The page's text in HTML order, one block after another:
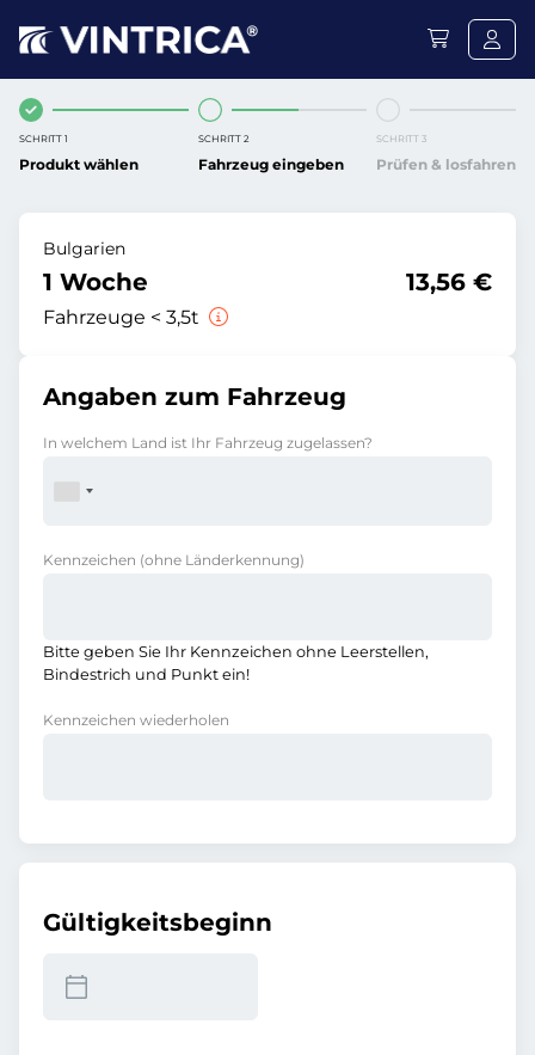
SCHRITT 1
Produkt wählen
SCHRITT 2
Fahrzeug eingeben
SCHRITT 3
Prüfen & losfahren
Bulgarien
1 Woche
Fahrzeuge < 3,5t
13,56 €
Angaben zum Fahrzeug
In welchem Land ist Ihr Fahrzeug zugelassen?
Kennzeichen (ohne Länderkennung)
Bitte geben Sie Ihr Kennzeichen ohne Leerstellen,
Bindestrich und Punkt ein!
Kennzeichen wiederholen
Gültigkeitsbeginn